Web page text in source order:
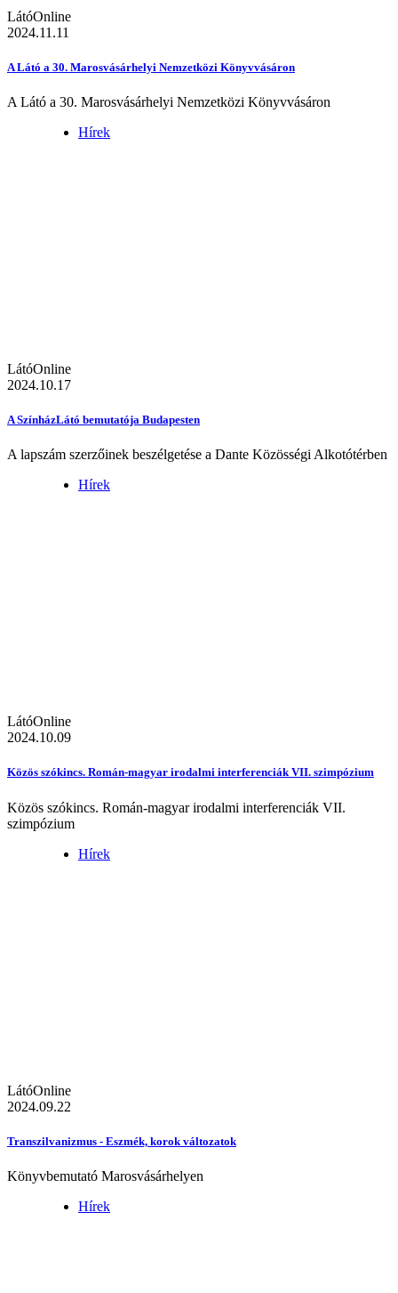
LátóOnline
2024.11.11
A Látó a 30. Marosvásárhelyi Nemzetközi Könyvvásáron
A Látó a 30. Marosvásárhelyi Nemzetközi Könyvvásáron
Hírek
LátóOnline
2024.10.17
A SzínházLátó bemutatója Budapesten
A lapszám szerzőinek beszélgetése a Dante Közösségi Alkotótérben
Hírek
LátóOnline
2024.10.09
Közös szókincs. Román-magyar irodalmi interferenciák VII. szimpózium
Közös szókincs. Román-magyar irodalmi interferenciák VII.
szimpózium
Hírek
LátóOnline
2024.09.22
Transzilvanizmus - Eszmék, korok változatok
Könyvbemutató Marosvásárhelyen
Hírek